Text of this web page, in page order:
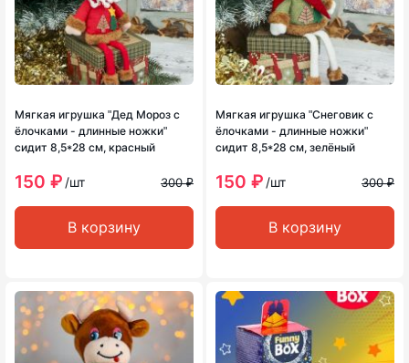
Мягкая игрушка ʺДед Мороз с
ёлочками - длинные ножкиʺ
сидит 8,5*28 см, красный
150 ₽ /шт 300 ₽
В корзину
Мягкая игрушка ʺСнеговик с
ёлочками - длинные ножкиʺ
сидит 8,5*28 см, зелёный
150 ₽ /шт 300 ₽
В корзину